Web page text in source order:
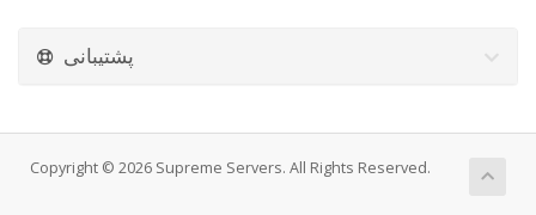
پشتیبانی
Copyright © 2026 Supreme Servers. All Rights Reserved.